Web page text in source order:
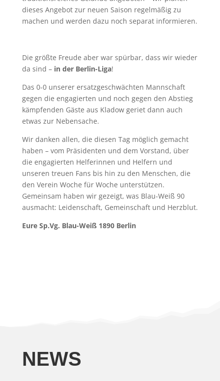
dieses Angebot zur neuen Saison regelmäßig zu
machen und werden dazu noch separat informieren.
Die größte Freude aber war spürbar, dass wir wieder
da sind – in der Berlin-Liga!
Das 0-0 unserer ersatzgeschwächten Mannschaft
gegen die engagierten und noch gegen den Abstieg
kämpfenden Gäste aus Kladow geriet dann auch
etwas zur Nebensache.
Wir danken allen, die diesen Tag möglich gemacht
haben – vom Präsidenten und dem Vorstand, über
die engagierten Helferinnen und Helfern und
unseren treuen Fans bis hin zu den Menschen, die
den Verein Woche für Woche unterstützen.
Gemeinsam haben wir gezeigt, was Blau-Weiß 90
ausmacht: Leidenschaft, Gemeinschaft und Herzblut.
Eure Sp.Vg. Blau-Weiß 1890 Berlin
NEWS